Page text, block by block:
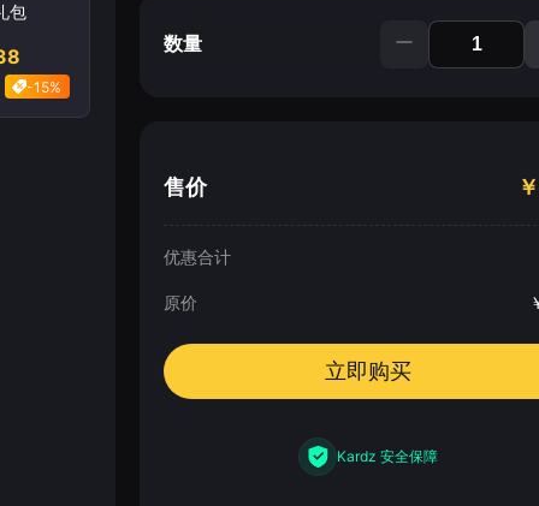
包
-15%
数量
售价 ￥
优惠合计
原价
立即购买
Kardz 安全保障